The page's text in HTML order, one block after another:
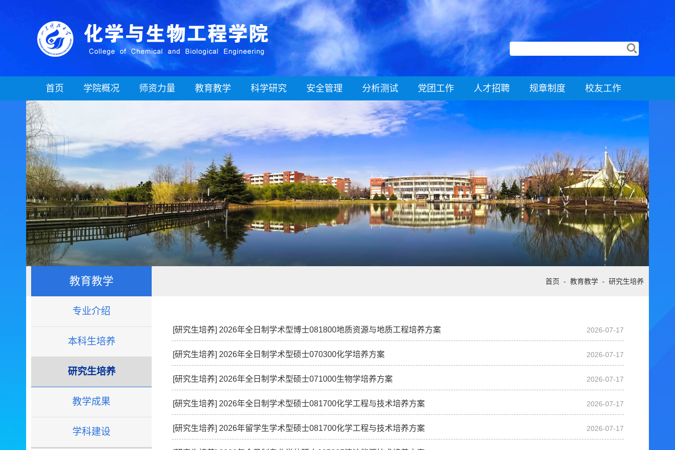
首页 学院概况 师资力量 教育教学 科学研究 安全管理 分析测试 党团工作 人才招聘 规章制度 校友工作
教育教学 首页 - 教育教学 - 研究生培养
专业介绍
本科生培养
研究生培养
教学成果
学科建设
[研究生培养] 2026年全日制学术型博士081800地质资源与地质工程培养方案 2026-07-17
[研究生培养] 2026年全日制学术型硕士070300化学培养方案 2026-07-17
[研究生培养] 2026年全日制学术型硕士071000生物学培养方案 2026-07-17
[研究生培养] 2026年全日制学术型硕士081700化学工程与技术培养方案 2026-07-17
[研究生培养] 2026年留学生学术型硕士081700化学工程与技术培养方案 2026-07-17